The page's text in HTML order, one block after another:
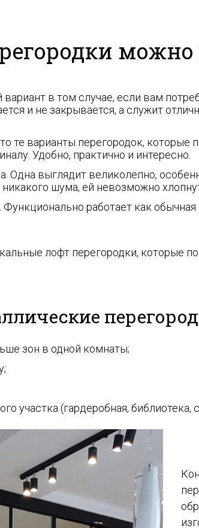
в том случае, если вам
и не закрывается, а служит
те варианты перегородок,
Удобно, практично и интересно.
Одна выглядит великолепно,
шума, ей невозможно
работает как
лофт перегородки, которые
зон в одной комнаты;
участка (гардеробная, библиотека,